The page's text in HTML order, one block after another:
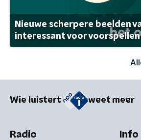
Nieuwe scherpere beelden
interessant voor
Wie luistert weet meer
Radio Info